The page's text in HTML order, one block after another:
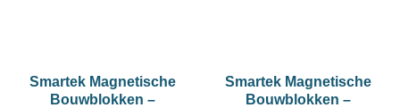
Smartek Magnetische
Bouwblokken –
Smartek Magnetische
Bouwblokken –